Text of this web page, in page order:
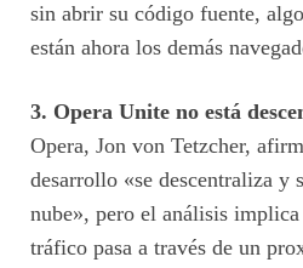
sin abrir su código fuente,
están ahora los demás
3. Opera Unite no está
Opera, Jon von Tetzcher,
desarrollo «se descentraliza y
nube», pero el análisis
tráfico pasa a través de un